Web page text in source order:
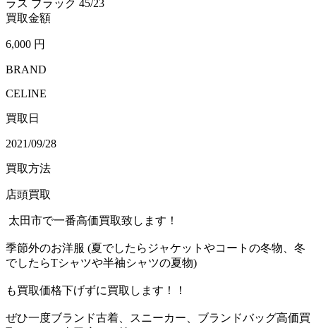
買取金額
6,000 円
BRAND
CELINE
買取日
2021/09/28
買取方法
店頭買取
太田市で一番高価買取致します！
季節外のお洋服 (夏でしたらジャケットやコートの冬物、冬
でしたらTシャツや半袖シャツの夏物)
も買取価格下げずに買取します！！
ぜひ一度ブランド古着、スニーカー、ブランドバッグ高価買